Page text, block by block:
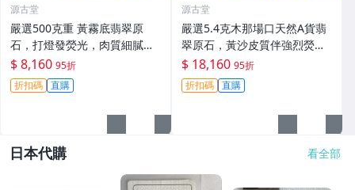
源古堂
嚴選500克重 黃霧底翡翠原
石，打燈發熒光，肉質細膩如
脂，光澤飽滿推薦收藏。天然
A貨翡翠玉石 翡翠 天然翡翠 A
貨翡翠玉石
$ 8,160 95折
折扣碼 直購
源古堂
嚴選5.4克木那場口天然A貨翡
翠原石，黃沙皮質伴強烈熒
光，水頭足種色佳，形體端
正，適合作為手鏈美術素材，
皮殼保存完好無損 白玉 翡翠
$ 18,160 95折
折扣碼 直購
日本代購 看全部